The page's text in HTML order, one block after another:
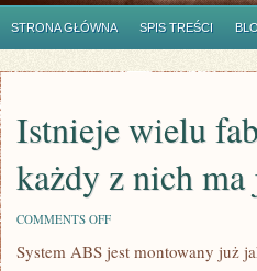
STRONA GŁÓWNA SPIS TREŚCI
Istnieje wielu
każdy z nich
COMMENTS OFFON
WIELU
System ABS jest montowany już